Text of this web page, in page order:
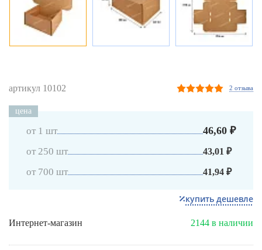
артикул 10102 2 отзыва
цена
от 1 шт 46,60 ₽
от 250 шт 43,01 ₽
от 700 шт 41,94 ₽
купить дешевле
Интернет-магазин 2144 в наличии